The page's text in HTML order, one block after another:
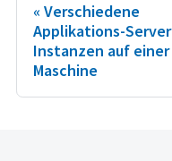
Verschiedene
Applikations-Server
Instanzen auf einer
Maschine